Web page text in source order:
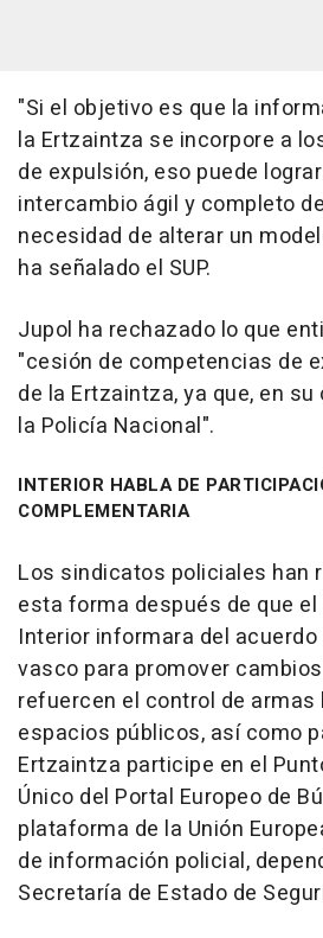
"Si el objetivo es que la
la Ertzaintza se incorpore a
de expulsión, eso puede
intercambio ágil y completo
necesidad de alterar un
ha señalado el SUP.
Jupol ha rechazado lo que
"cesión de competencias de
de la Ertzaintza, ya que, en
la Policía Nacional".
INTERIOR HABLA DE
COMPLEMENTARIA
Los sindicatos policiales han
esta forma después de que
Interior informara del
vasco para promover
refuercen el control de armas
espacios públicos, así como
Ertzaintza participe en el
Único del Portal Europeo de
plataforma de la Unión
de información policial,
Secretaría de Estado de